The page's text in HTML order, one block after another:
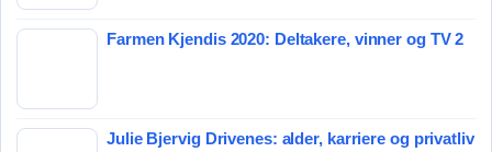
Farmen Kjendis 2020: Deltakere, vinner og TV 2
Julie Bjervig Drivenes: alder, karriere og privatliv